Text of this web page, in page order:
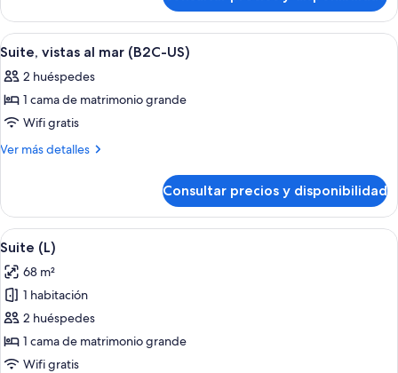
(B2C-
US)
Abrir
todas
las
fotos
de
Suite,
mar
(B2C-
US)
Habitación de hotel con cama,
5
Suite, vistas al mar (B2C-US)
2 huéspedes
1 cama de matrimonio grande
Wifi gratis
Ver más detalles
Más
vistas
al
mar
US)
Consultar precios y disponibilidad
Abrir
todas
las
fotos
de
Suite
(L)
Habitación de hotel con cama,
4
Suite (L)
68 m²
1 habitación
2 huéspedes
1 cama de matrimonio grande
Wifi gratis